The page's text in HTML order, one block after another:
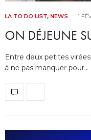
LA TO DO LIST, NEWS 1
ON DÉJEUNE
Entre deux petites
à ne pas manquer pour…